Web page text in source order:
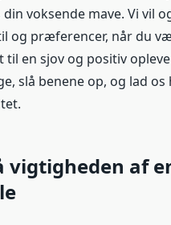
din voksende mave. Vi vil
og præferencer, når du
til en sjov og positiv
slå benene op, og lad
vigtigheden af